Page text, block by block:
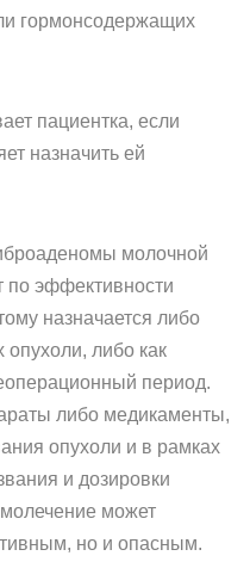
гормонсодержащих
пациентка, если
назначить ей
молочной
по эффективности
назначается либо
опухоли, либо как
период.
либо медикаменты,
опухоли и в рамках
и дозировки
может
но и опасным.